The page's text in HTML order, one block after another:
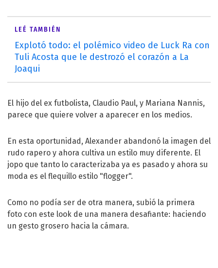
LEÉ TAMBIÉN
Explotó todo: el polémico video de Luck Ra con
Tuli Acosta que le destrozó el corazón a La
Joaqui
El hijo del ex futbolista, Claudio Paul, y Mariana Nannis,
parece que quiere volver a aparecer en los medios.
En esta oportunidad, Alexander abandonó la imagen del
rudo rapero y ahora cultiva un estilo muy diferente. El
jopo que tanto lo caracterizaba ya es pasado y ahora su
moda es el flequillo estilo "flogger".
Como no podía ser de otra manera, subió la primera
foto con este look de una manera desafiante: haciendo
un gesto grosero hacia la cámara.